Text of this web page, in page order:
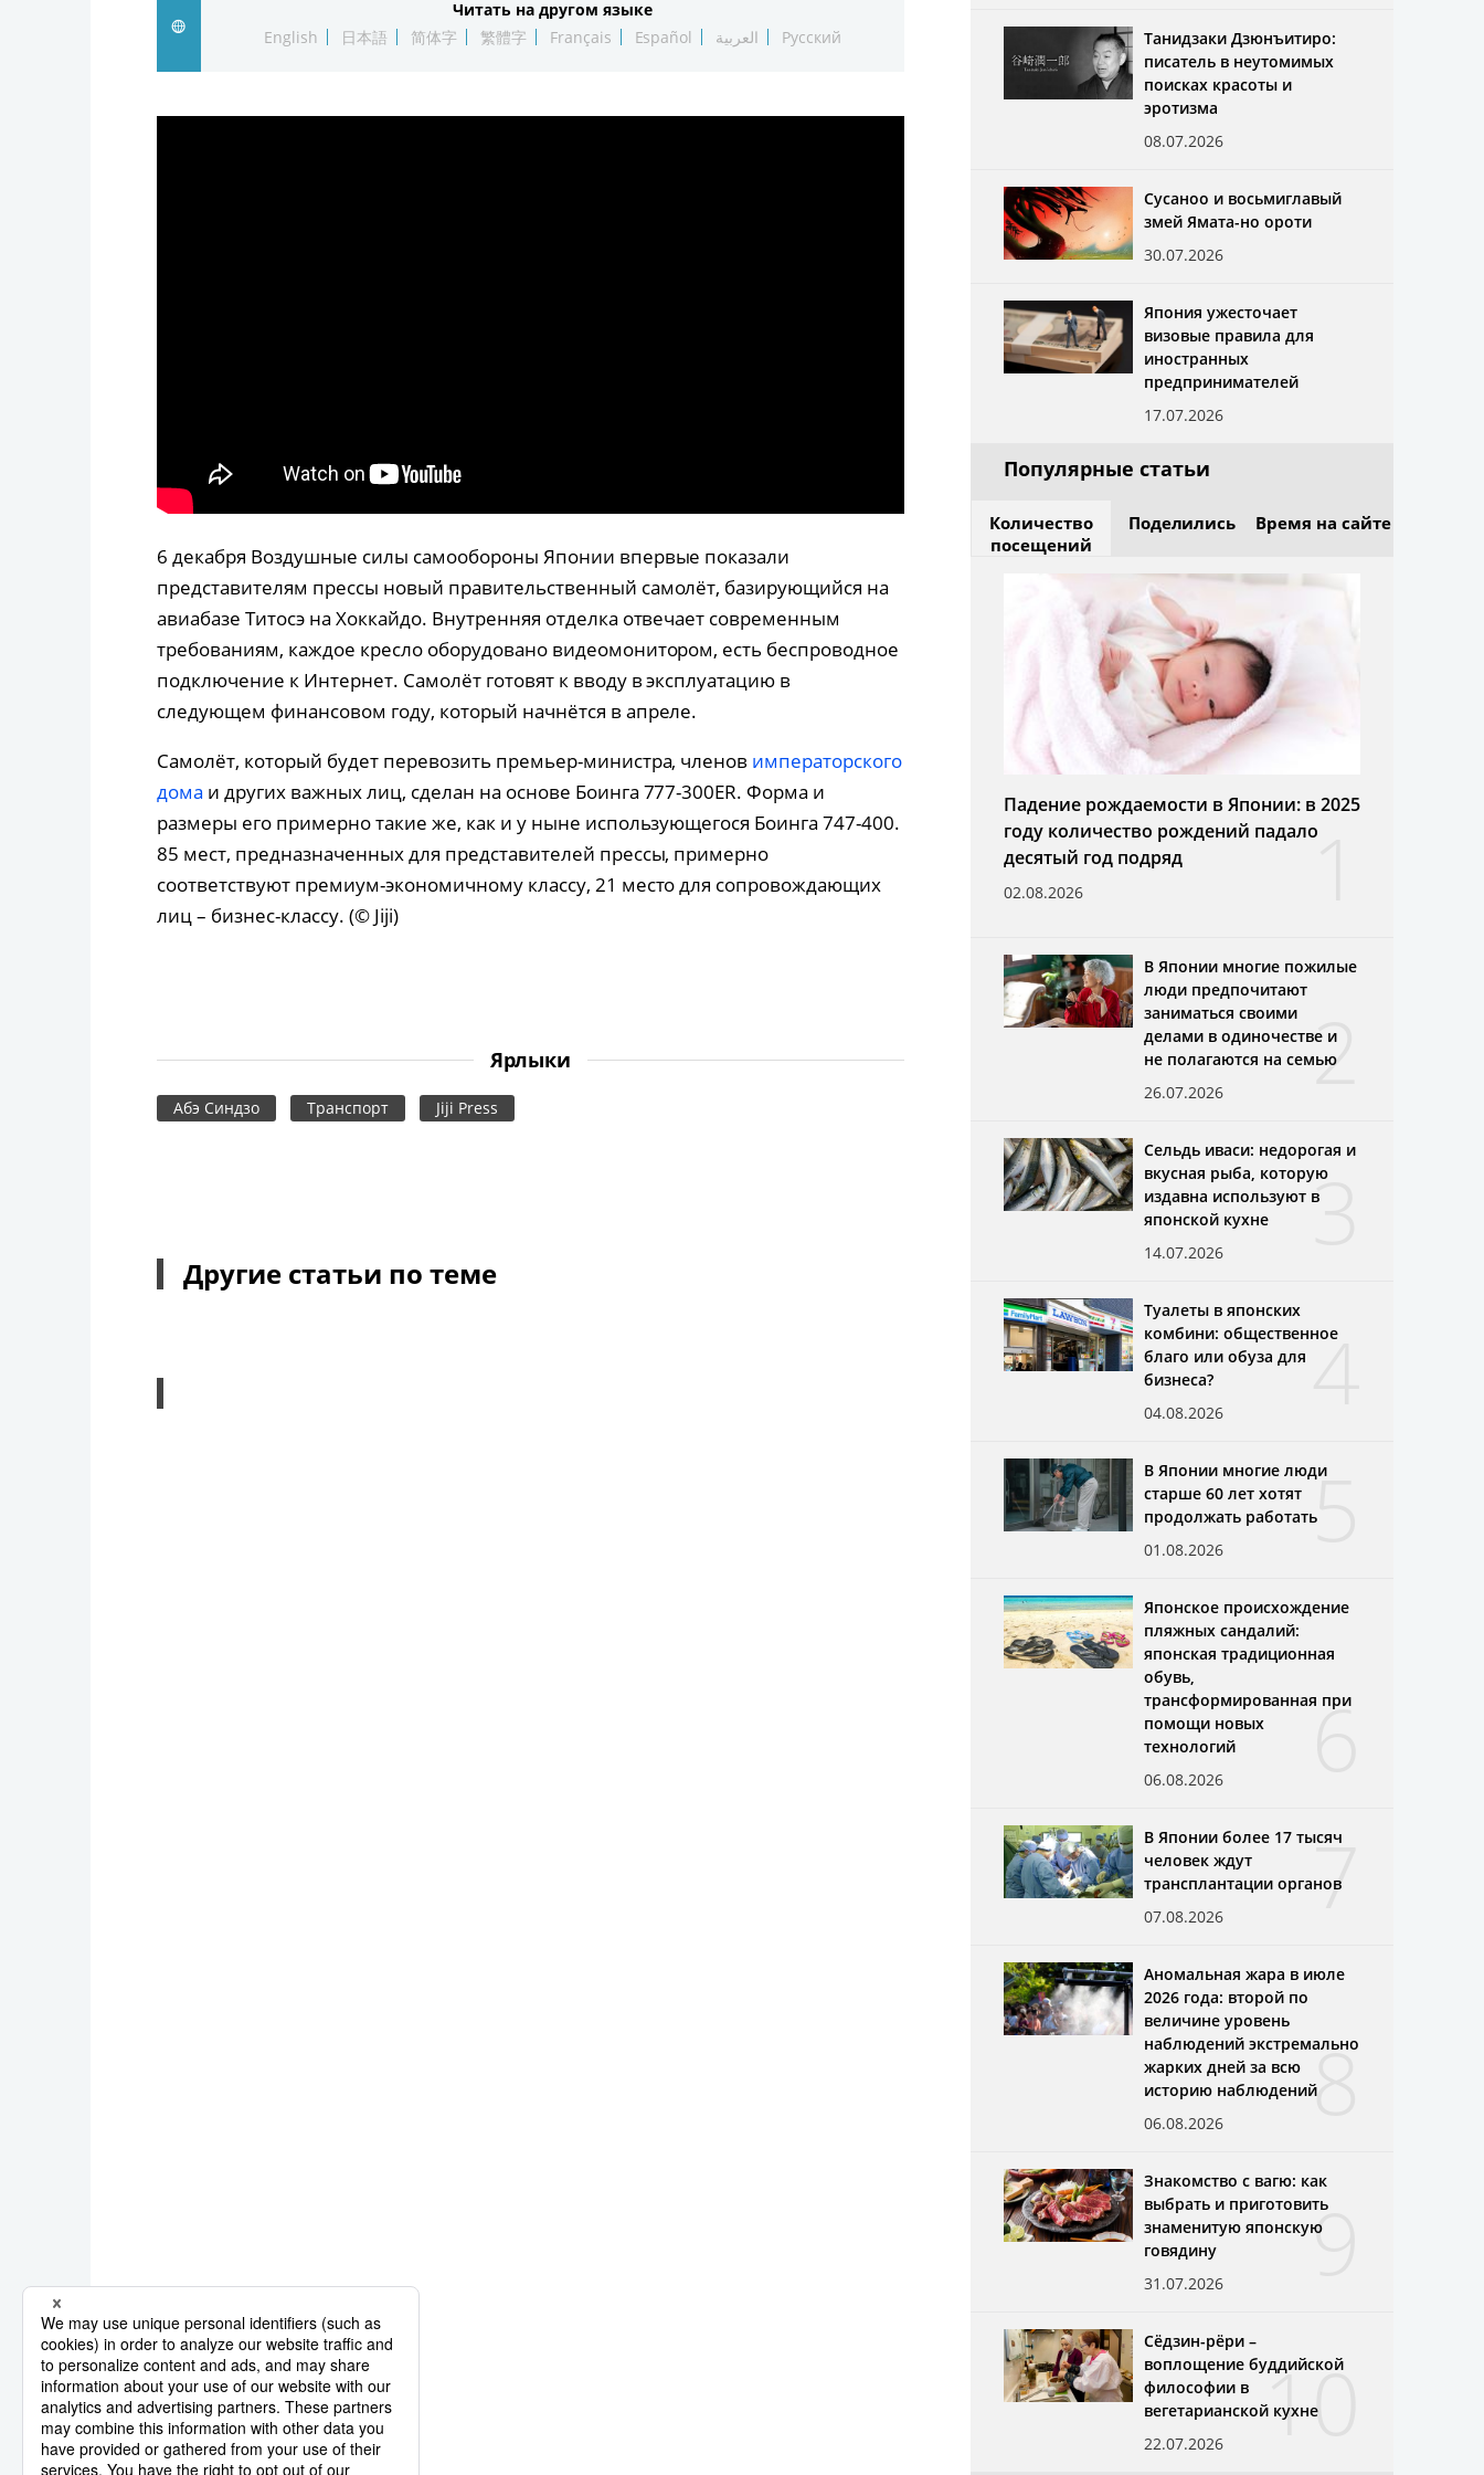
Технологии
Читать на другом языке
English
日本語 简体字 繁體字 Français Español العربية Русский
6 декабря Воздушные силы самообороны Японии впервые показали
представителям прессы новый правительственный самолёт, базирующийся на
авиабазе Титосэ на Хоккайдо. Внутренняя отделка отвечает современным
требованиям, каждое кресло оборудовано видеомонитором, есть беспроводное
подключение к Интернет. Самолёт готовят к вводу в эксплуатацию в
следующем финансовом году, который начнётся в апреле.
Самолёт, который будет перевозить премьер-министра, членов императорского
дома и других важных лиц, сделан на основе Боинга 777-300ER. Форма и
размеры его примерно такие же, как и у ныне использующегося Боинга 747-400.
85 мест, предназначенных для представителей прессы, примерно
соответствуют премиум-экономичному классу, 21 место для сопровождающих
лиц – бизнес-классу. (© Jiji)
Ярлыки
Абэ Синдзо Транспорт Jiji Press
Другие статьи по теме
Танидзаки Дзюнъитиро:
писатель в неутомимых
поисках красоты и
эротизма
08.07.2026
Сусаноо и восьмиглавый
змей Ямата-но ороти
30.07.2026
Япония ужесточает
визовые правила для
иностранных
предпринимателей
17.07.2026
Популярные статьи
Количество
посещений
Поделились Время на сайте
1
Падение рождаемости в Японии: в 2025
году количество рождений падало
десятый год подряд
02.08.2026
2
В Японии многие пожилые
люди предпочитают
заниматься своими
делами в одиночестве и
не полагаются на семью
26.07.2026
3
Сельдь иваси: недорогая и
вкусная рыба, которую
издавна используют в
японской кухне
14.07.2026
4
Туалеты в японских
комбини: общественное
благо или обуза для
бизнеса?
04.08.2026
5
В Японии многие люди
старше 60 лет хотят
продолжать работать
01.08.2026
6
Японское происхождение
пляжных сандалий:
японская традиционная
обувь,
трансформированная при
помощи новых
технологий
06.08.2026
7
В Японии более 17 тысяч
человек ждут
трансплантации органов
07.08.2026
8
Аномальная жара в июле
2026 года: второй по
величине уровень
наблюдений экстремально
жарких дней за всю
историю наблюдений
06.08.2026
9
Знакомство с вагю: как
выбрать и приготовить
знаменитую японскую
говядину
31.07.2026
10
Сёдзин-рёри –
воплощение буддийской
философии в
вегетарианской кухне
22.07.2026